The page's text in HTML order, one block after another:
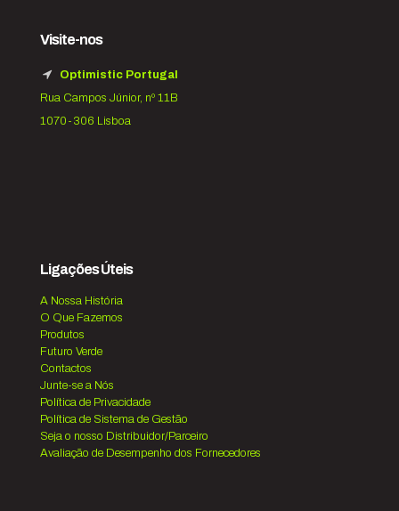
Visite-nos
Optimistic Portugal
Rua Campos Júnior, nº 11B
1070-306 Lisboa
Ligações Úteis
A Nossa História
O Que Fazemos
Produtos
Futuro Verde
Contactos
Junte-se a Nós
Política de Privacidade
Política de Sistema de Gestão
Seja o nosso Distribuidor/Parceiro
Avaliação de Desempenho dos Fornecedores